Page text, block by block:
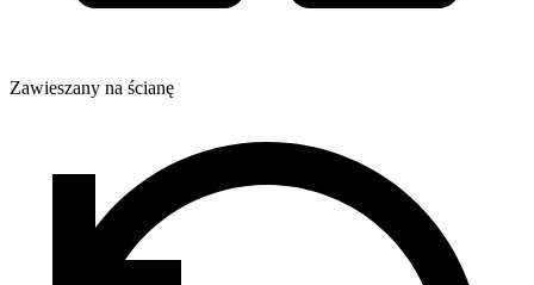
Zawieszany na ścianę